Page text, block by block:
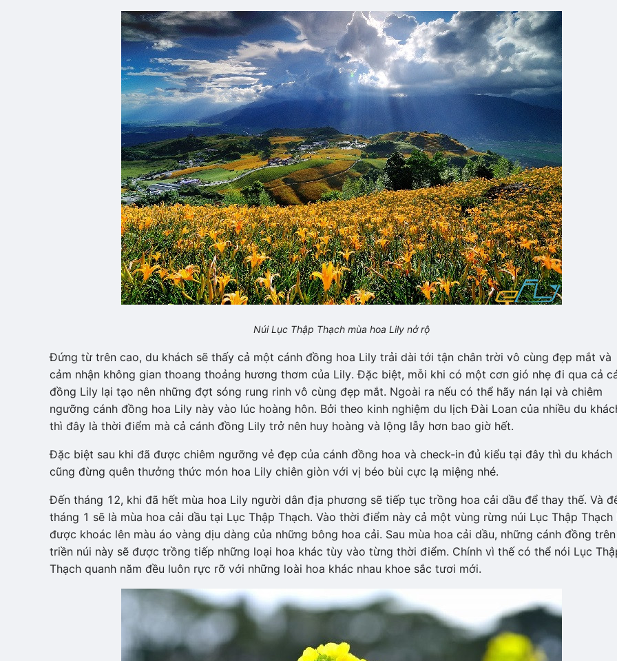
Núi Lục Thập Thạch mùa hoa Lily nở rộ
Đứng từ trên cao, du khách sẽ thấy cả một cánh đồng hoa Lily trải dài tới tận chân trời vô cùng đẹp mắt và
cảm nhận không gian thoang thoảng hương thơm của Lily. Đặc biệt, mỗi khi có một cơn gió nhẹ đi qua cả
đồng Lily lại tạo nên những đợt sóng rung rinh vô cùng đẹp mắt. Ngoài ra nếu có thể hãy nán lại và chiêm
ngưỡng cánh đồng hoa Lily này vào lúc hoàng hôn. Bởi theo kinh nghiệm du lịch Đài Loan của nhiều du
thì đây là thời điểm mà cả cánh đồng Lily trở nên huy hoàng và lộng lẫy hơn bao giờ hết.
Đặc biệt sau khi đã được chiêm ngưỡng vẻ đẹp của cánh đồng hoa và check-in đủ kiểu tại đây thì du khách
cũng đừng quên thưởng thức món hoa Lily chiên giòn với vị béo bùi cực lạ miệng nhé.
Đến tháng 12, khi đã hết mùa hoa Lily người dân địa phương sẽ tiếp tục trồng hoa cải dầu để thay thế. Và
tháng 1 sẽ là mùa hoa cải dầu tại Lục Thập Thạch. Vào thời điểm này cả một vùng rừng núi Lục Thập Thạch
được khoác lên màu áo vàng dịu dàng của những bông hoa cải. Sau mùa hoa cải dầu, những cánh đồng trên
triền núi này sẽ được trồng tiếp những loại hoa khác tùy vào từng thời điểm. Chính vì thế có thể nói Lục
Thạch quanh năm đều luôn rực rỡ với những loài hoa khác nhau khoe sắc tươi mới.